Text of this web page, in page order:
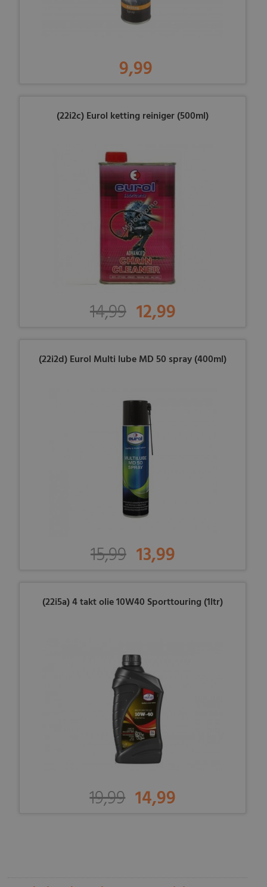
9,99
(22i2c) Eurol ketting reiniger (500ml)
14,99 12,99
(22i2d) Eurol Multi lube MD 50 spray (400ml)
15,99 13,99
(22i5a) 4 takt olie 10W40 Sporttouring (1ltr)
19,99 14,99